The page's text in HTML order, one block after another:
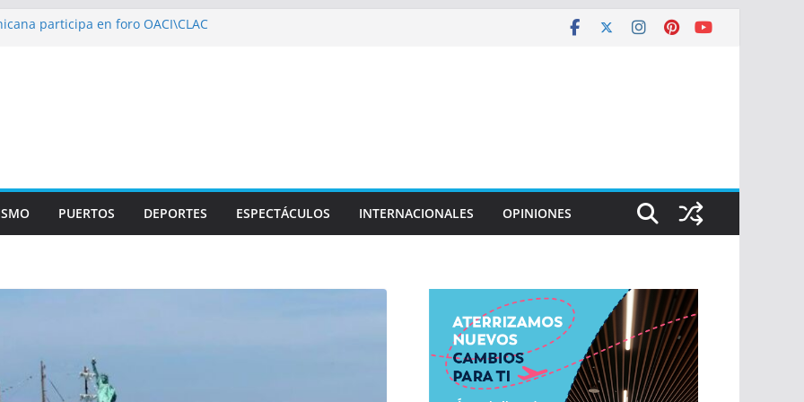
participa en foro OACI\CLAC
en normas de calidad ISO
multidisciplinario operativo médico
PUERTOS DEPORTES ESPECTÁCULOS INTERNACIONALES OPINIONES